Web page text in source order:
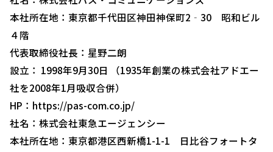
本社所在地：東京都千代田区神田神保町2‐30 昭和ビル
４階
代表取締役社長：星野二朗
設立： 1998年9月30日 （1935年創業の株式会社アドエー
社を2008年1月吸収合併）
HP： https://pas-com.co.jp/
社名：株式会社東急エージェンシー
本社所在地：東京都港区西新橋1-1-1 日比谷フォートタ